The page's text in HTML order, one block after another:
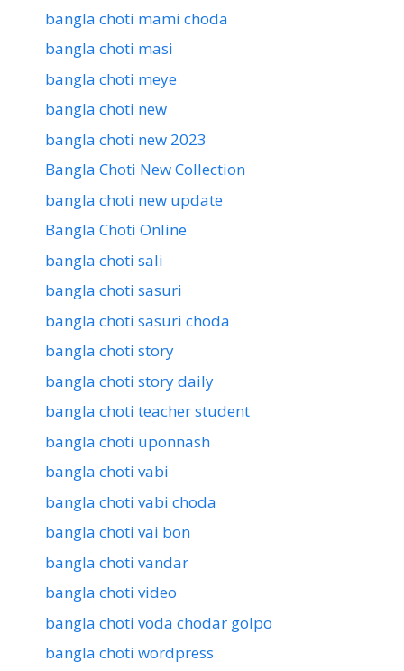
bangla choti mami choda
bangla choti masi
bangla choti meye
bangla choti new
bangla choti new 2023
Bangla Choti New Collection
bangla choti new update
Bangla Choti Online
bangla choti sali
bangla choti sasuri
bangla choti sasuri choda
bangla choti story
bangla choti story daily
bangla choti teacher student
bangla choti uponnash
bangla choti vabi
bangla choti vabi choda
bangla choti vai bon
bangla choti vandar
bangla choti video
bangla choti voda chodar golpo
bangla choti wordpress